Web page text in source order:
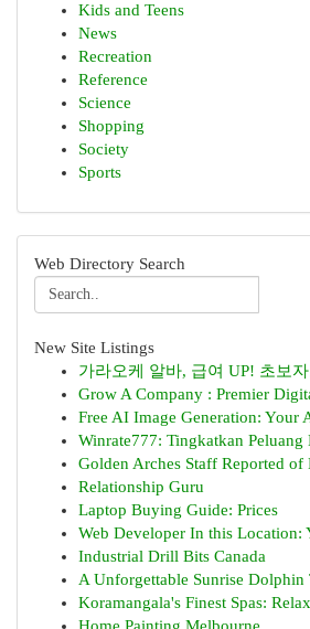
Kids and Teens
News
Recreation
Reference
Science
Shopping
Society
Sports
Web Directory Search
New Site Listings
가라오케 알바, 급여 UP! 초보
Grow A Company : Premier
Free AI Image Generation: Your
Winrate777: Tingkatkan
Golden Arches Staff Reported of
Relationship Guru
Laptop Buying Guide: Prices
Web Developer In this Location:
Industrial Drill Bits Canada
A Unforgettable Sunrise Dolphin
Koramangala's Finest Spas: